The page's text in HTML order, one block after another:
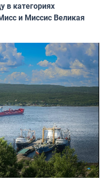
в категориях
и Миссис Великая